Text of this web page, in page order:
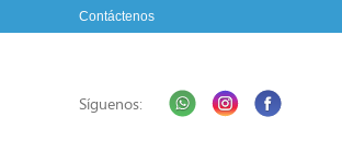
Contáctenos
Síguenos: